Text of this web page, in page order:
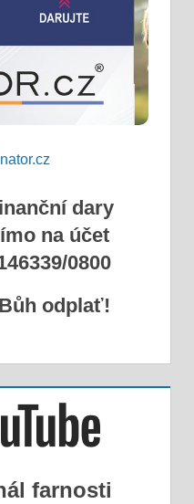
dary
na účet
0800
odplať!
farnosti